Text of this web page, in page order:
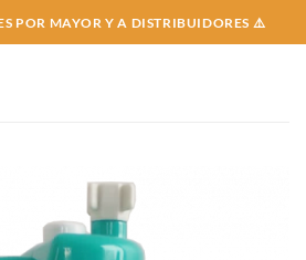
POR MAYOR Y A DISTRIBUIDORES ⚠️